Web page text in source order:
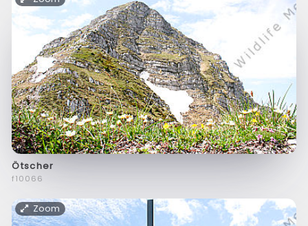
Ötscher
f10066
Zoom